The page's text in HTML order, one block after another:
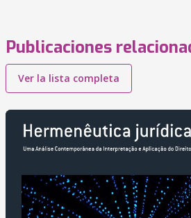
Publicaciones
Ver la lista completa